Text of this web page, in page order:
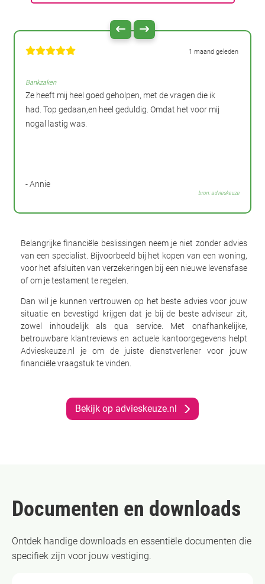
1 maand geleden
Bankzaken
Ze heeft mij heel goed geholpen, met de vragen die ik
had. Top gedaan,en heel geduldig. Omdat het voor mij
nogal lastig was.
- Annie
bron: advieskeuze
Belangrijke financiële beslissingen neem je niet zonder advies
van een specialist. Bijvoorbeeld bij het kopen van een woning,
voor het afsluiten van verzekeringen bij een nieuwe levensfase
of om je testament te regelen.
Dan wil je kunnen vertrouwen op het beste advies voor jouw
situatie en bevestigd krijgen dat je bij de beste adviseur zit,
zowel inhoudelijk als qua service. Met onafhankelijke,
betrouwbare klantreviews en actuele kantoorgegevens helpt
Advieskeuze.nl je om de juiste dienstverlener voor jouw
financiële vraagstuk te vinden.
Bekijk op advieskeuze.nl
Documenten en downloads
Ontdek handige downloads en essentiële documenten die
specifiek zijn voor jouw vestiging.